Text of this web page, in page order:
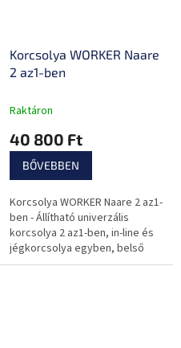
Korcsolya WORKER Naare
2 az1-ben
Raktáron
40 800 Ft
BŐVEBBEN
Korcsolya WORKER Naare 2 az1-
ben - Állítható univerzális
korcsolya 2 az1-ben, in-line és
jégkorcsolya egyben, belső
bélés, levehető fék, gyors